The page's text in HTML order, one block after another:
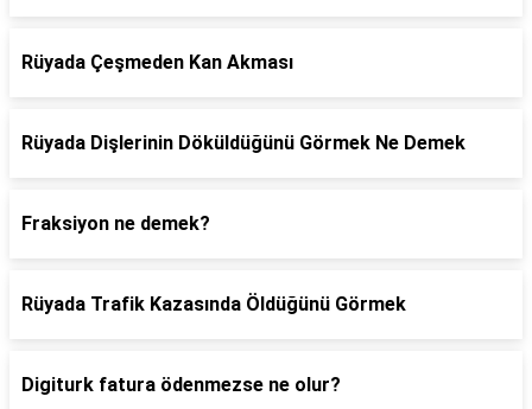
Rüyada Çeşmeden Kan Akması
Rüyada Dişlerinin Döküldüğünü Görmek Ne Demek
Fraksiyon ne demek?
Rüyada Trafik Kazasında Öldüğünü Görmek
Digiturk fatura ödenmezse ne olur?